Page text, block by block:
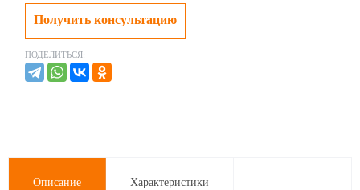
Получить консультацию
ПОДЕЛИТЬСЯ:
Описание Характеристики